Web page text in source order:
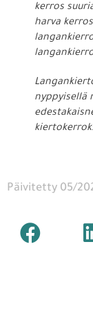
kerros
harva
nyppyisellä
Päivitetty 05/